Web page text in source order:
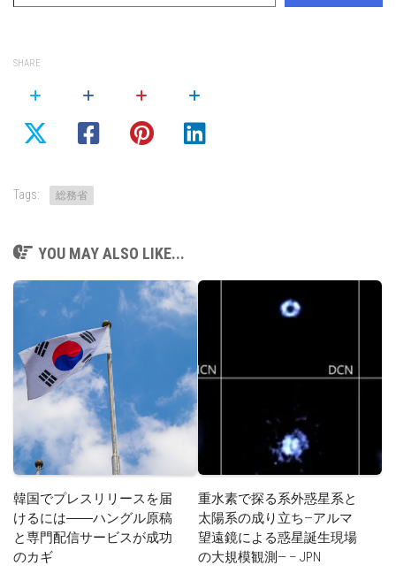
SHARE
Tags: 総務省
YOU MAY ALSO LIKE...
韓国でプレスリリースを届
けるには――ハングル原稿
と専門配信サービスが成功
のカギ
重水素で探る系外惑星系と
太陽系の成り立ち—アルマ
望遠鏡による惑星誕生現場
の大規模観測— – JPN